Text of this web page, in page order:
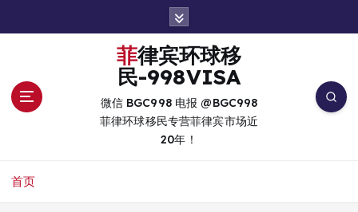
菲律宾环球移
民-998VISA
微信 BGC998 电报 @BGC998
菲律环球移民专营菲律宾市场近
20年！
首页